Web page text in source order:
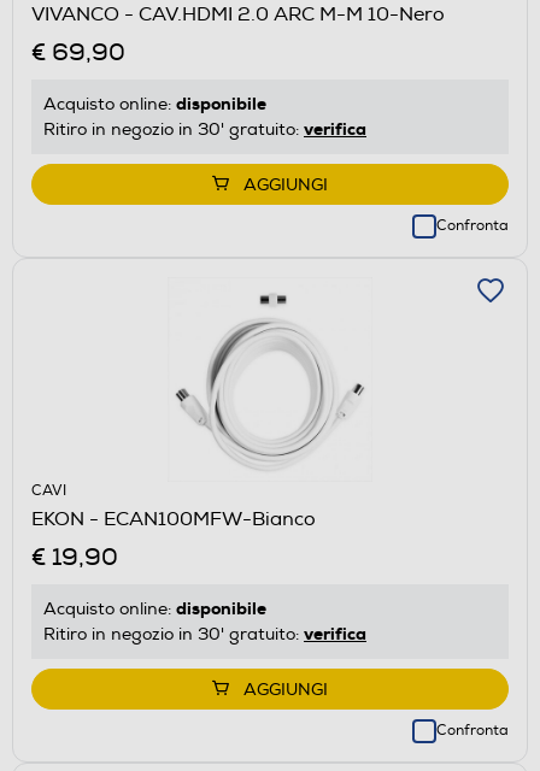
VIVANCO - CAV.HDMI 2.0 ARC M-M 10-Nero
€ 69,90
Acquisto online: disponibile
Ritiro in negozio in 30' gratuito: verifica
AGGIUNGI
Confronta
CAVI
EKON - ECAN100MFW-Bianco
€ 19,90
Acquisto online: disponibile
Ritiro in negozio in 30' gratuito: verifica
AGGIUNGI
Confronta